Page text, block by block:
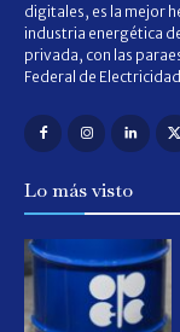
digitales, es la mejor
industria energética
privada, con las
Federal de
Lo más visto